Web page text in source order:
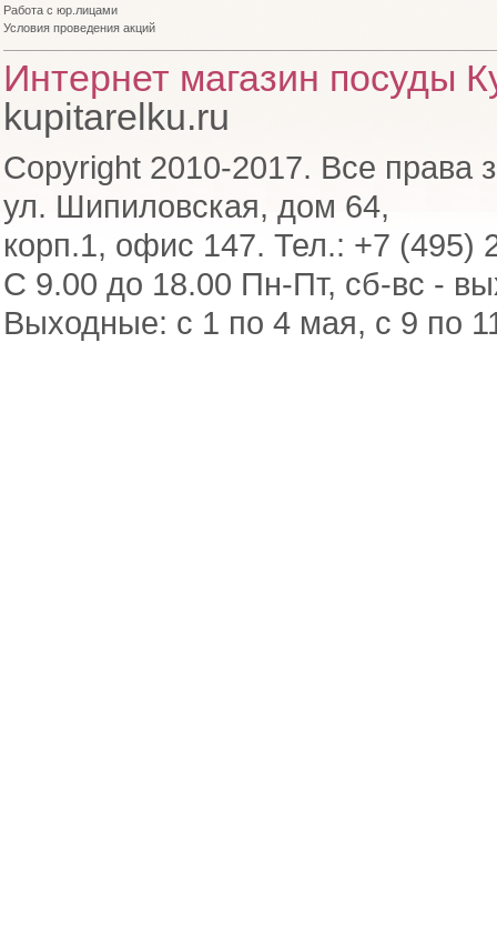
Работа с юр.лицами
Условия проведения акций
Интернет магазин посуды
kupitarelku.ru
Copyright 2010-2017. Все права
ул. Шипиловская, дом 64,
корп.1, офис 147. Тел.: +7 (495)
С 9.00 до 18.00 Пн-Пт, сб-вс -
Выходные: с 1 по 4 мая, с 9 по